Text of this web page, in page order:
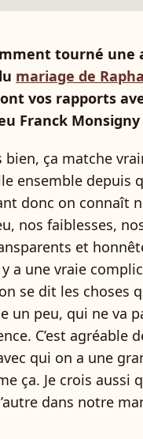
tourné une
mariage de
vos rapports
Franck Monsigny
bien, ça matche
ensemble depuis
donc on connaît
nos faiblesses,
et
y a une vraie
se dit les choses
un peu, qui ne va
C’est agréable
qui on a une
ça. Je crois aussi
dans notre